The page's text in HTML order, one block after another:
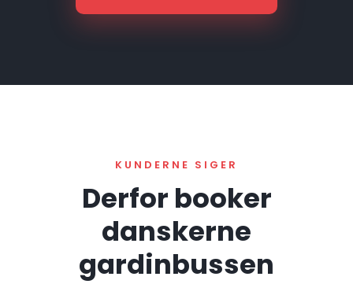
KUNDERNE SIGER
Derfor booker
danskerne
gardinbussen